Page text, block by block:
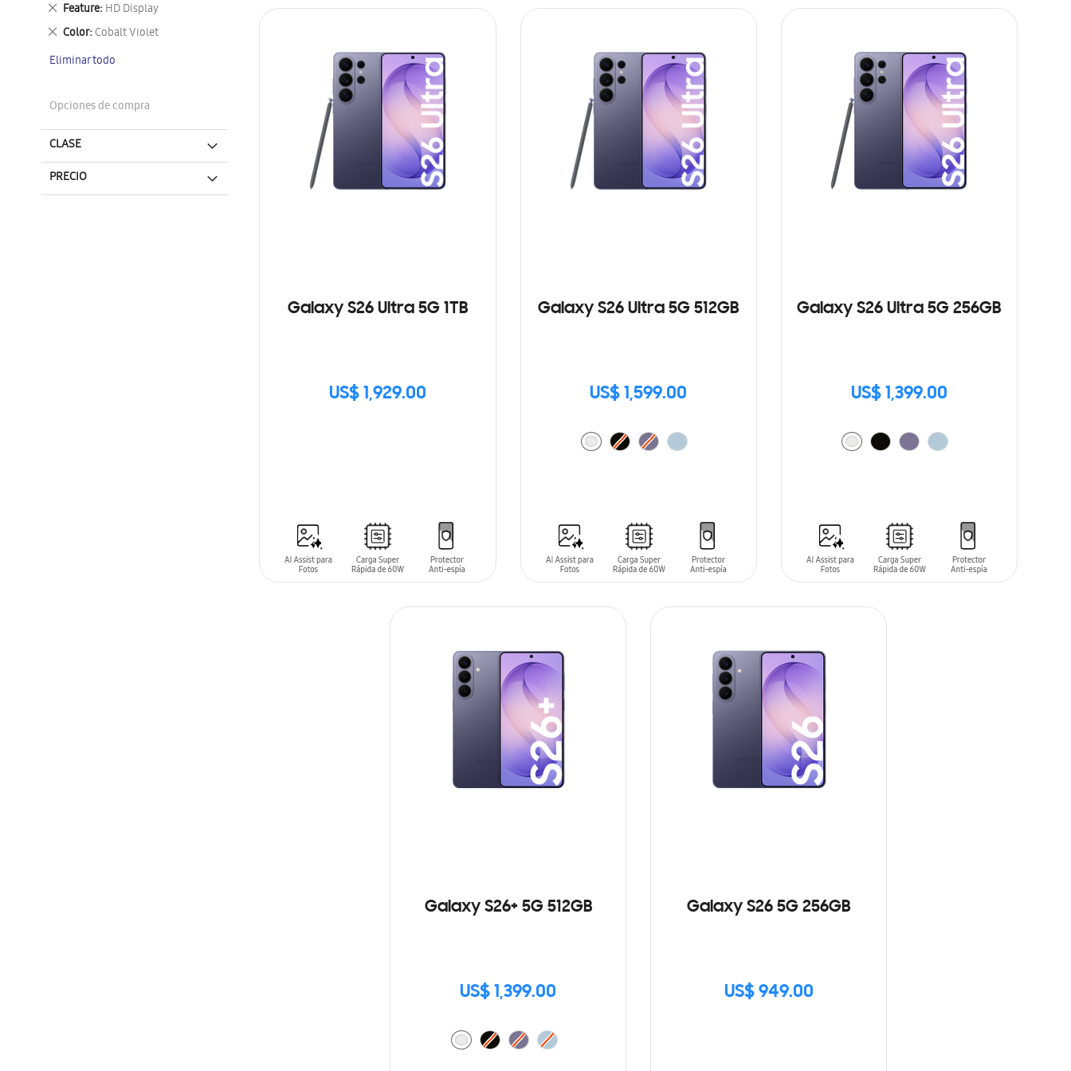
Galaxy S26 Ultra 5G 1TB
US$ 1,929.00
SIN
Galaxy S26 Ultra 5G 512GB
US$ 1,599.00
Galaxy S26 Ultra 5G 256GB
US$ 1,399.00
Galaxy S26+ 5G 512GB
US$ 1,399.00
Galaxy S26 5G 256GB
US$ 949.00
artículo
Feature HD Display
Eliminar
este
artículo
Color Cobalt Violet
Eliminar
artículo
Eliminar todo
Opciones de compra
CLASE
PRECIO